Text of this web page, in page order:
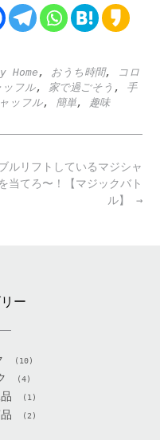
Home , おうち時間,
コロ
ッフル, 家で過ごそう , 手
ッフル, 簡単, 趣味
ルリフトしているマジシャ
当てろ〜！【マジックバト
ル】 →
ー
(10)
(4)
(1)
(2)